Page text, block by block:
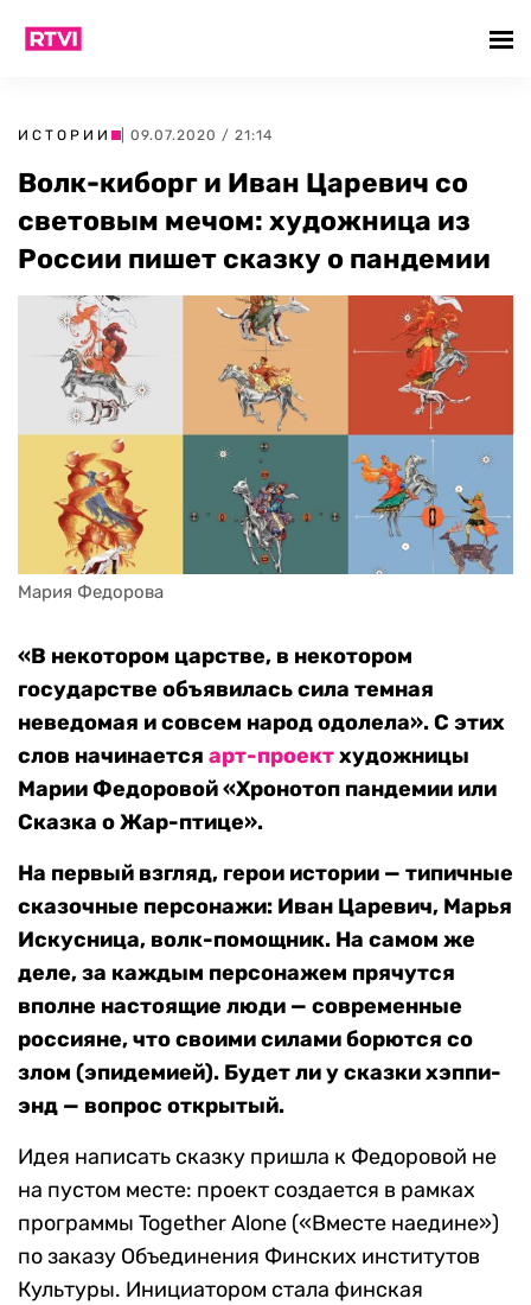
ИСТОРИИ | 09.07.2020 / 21:14
Волк-киборг и Иван Царевич со
световым мечом: художница из
России пишет сказку о пандемии
Мария Федорова
«В некотором царстве, в некотором
государстве объявилась сила темная
неведомая и совсем народ одолела». С этих
слов начинается арт-проектхудожницы
Марии Федоровой «Хронотоп пандемии или
Сказка о Жар-птице».
На первый взгляд, герои истории — типичные
сказочные персонажи: Иван Царевич, Марья
Искусница, волк-помощник. На самом же
деле, за каждым персонажем прячутся
вполне настоящие люди — современные
россияне, что своими силами борются со
злом (эпидемией). Будет ли у сказки хэппи-
энд — вопрос открытый.
Идея написать сказку пришла к Федоровой не
на пустом месте: проект создается в рамках
программы Together Alone («Вместе наедине»)
по заказу Объединения Финских институтов
Культуры. Инициатором стала финская